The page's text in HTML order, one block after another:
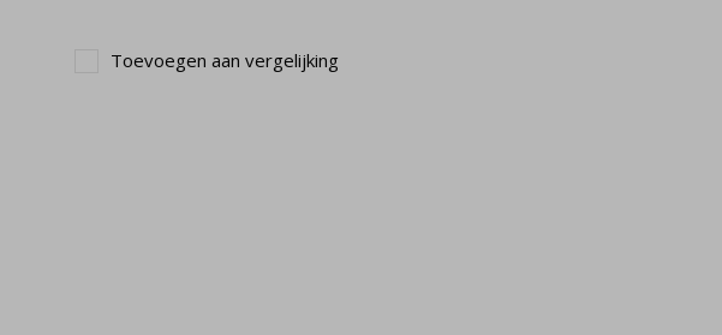
Toevoegen aan vergelijking